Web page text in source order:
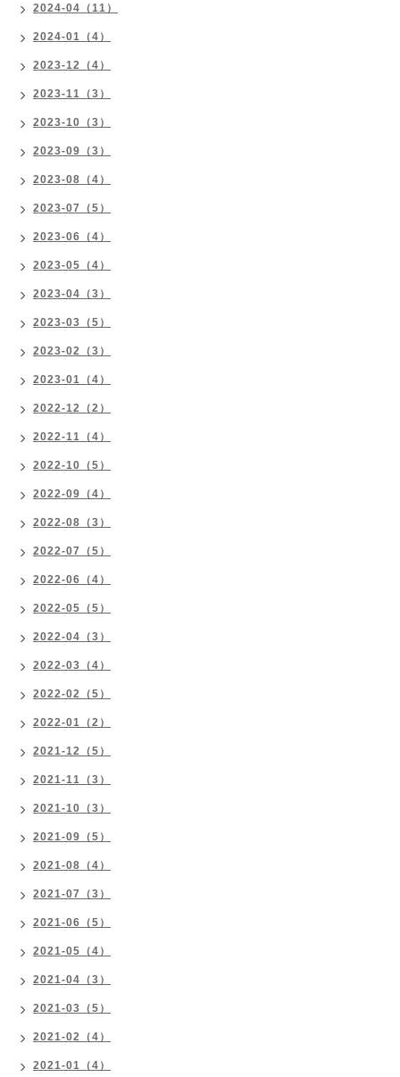
2024-04（11）
2024-01（4）
2023-12（4）
2023-11（3）
2023-10（3）
2023-09（3）
2023-08（4）
2023-07（5）
2023-06（4）
2023-05（4）
2023-04（3）
2023-03（5）
2023-02（3）
2023-01（4）
2022-12（2）
2022-11（4）
2022-10（5）
2022-09（4）
2022-08（3）
2022-07（5）
2022-06（4）
2022-05（5）
2022-04（3）
2022-03（4）
2022-02（5）
2022-01（2）
2021-12（5）
2021-11（3）
2021-10（3）
2021-09（5）
2021-08（4）
2021-07（3）
2021-06（5）
2021-05（4）
2021-04（3）
2021-03（5）
2021-02（4）
2021-01（4）